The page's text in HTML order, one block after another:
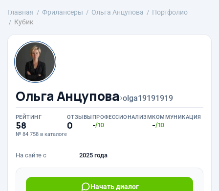
Главная Фрилансеры Ольга Анцупова
Портфолио
Кубик
Ольга Анцупова›olga19191919
РЕЙТИНГ
58
№ 84 758 в каталоге
ОТЗЫВЫ
0
ПРОФЕССИОНАЛИЗМ
-/10
КОММУНИКАЦИЯ
-/10
На сайте с 2025 года
Начать диалог